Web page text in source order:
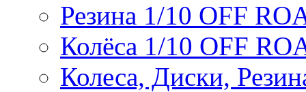
Резина 1/10 OFF
Колёса 1/10 OFF
Колеса, Диски,